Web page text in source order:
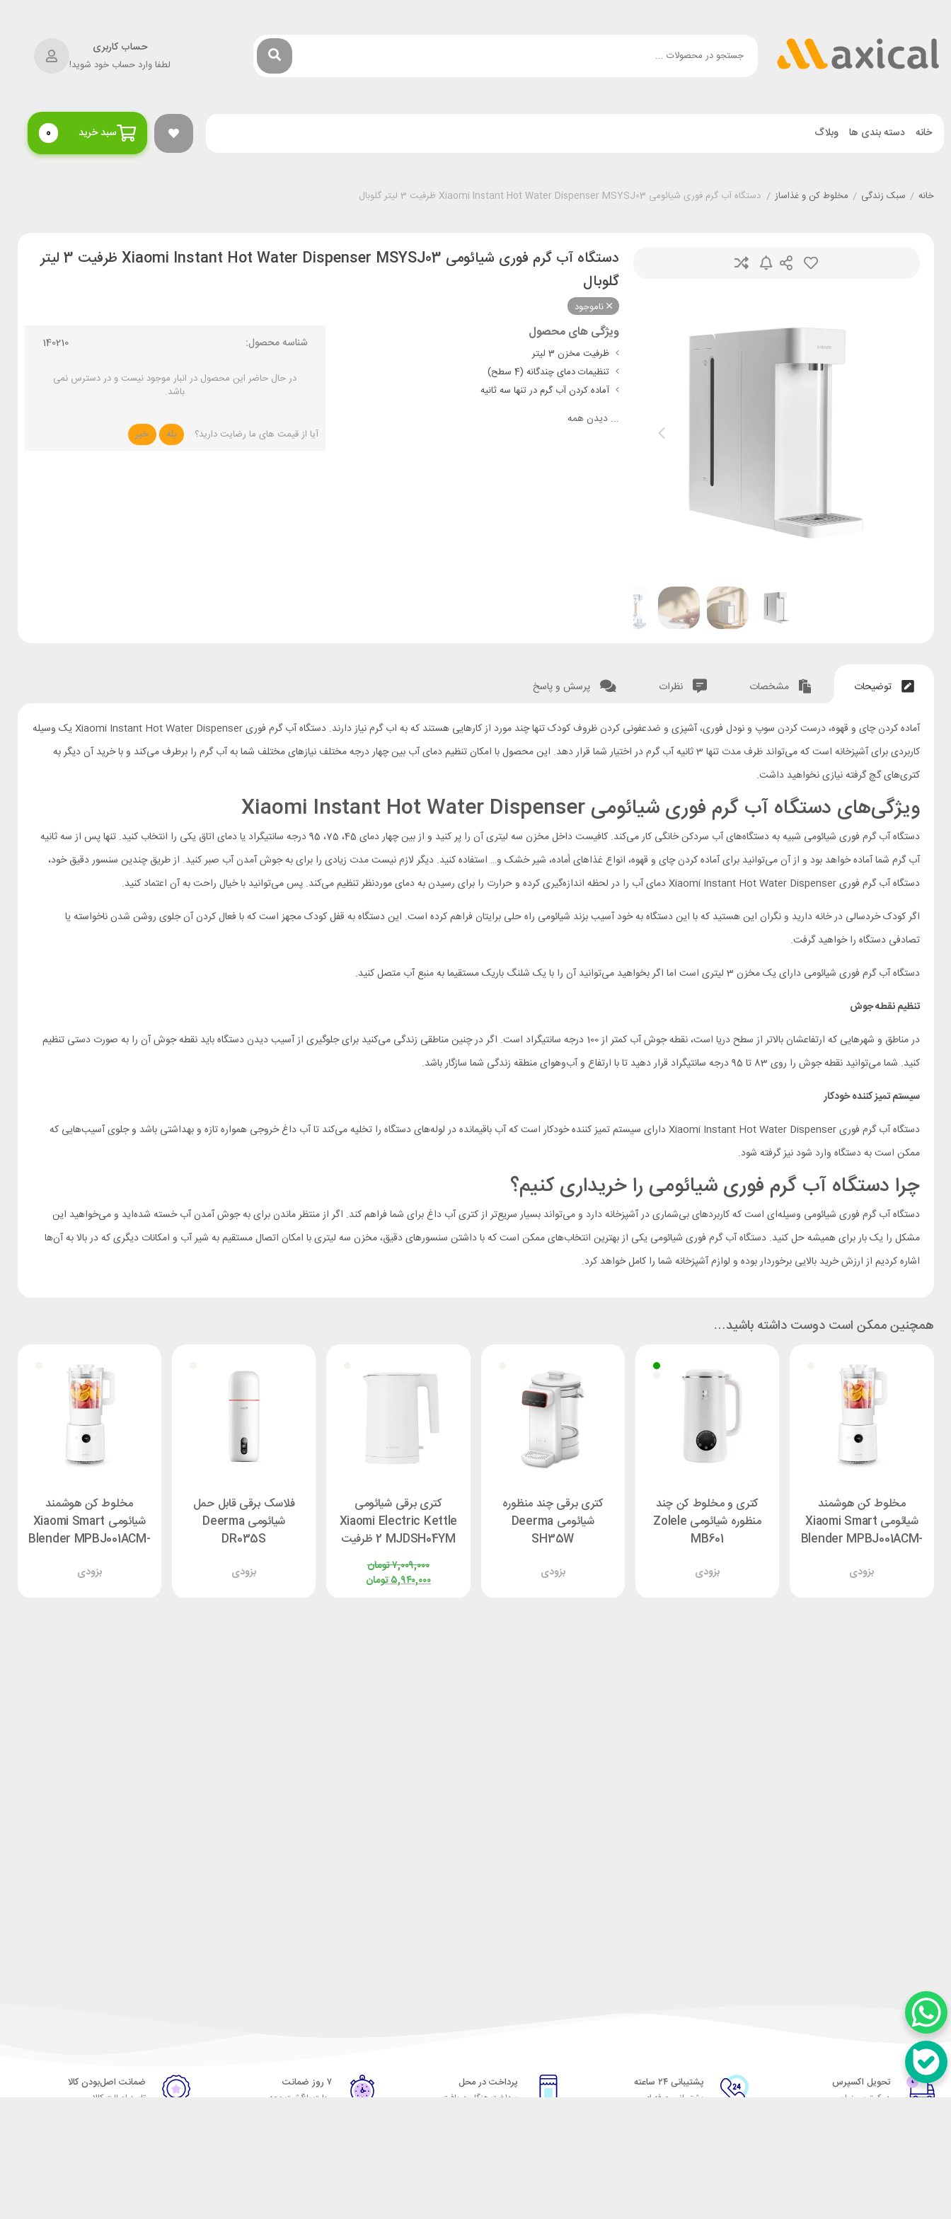
حساب کاربری
لطفا وارد حساب خود شوید!
خانه دسته بندی ها وبلاگ سبد خرید 0
خانه / سبک زندگی / مخلوط کن و غذاساز / دستگاه آب گرم فوری شیائومی Xiaomi Instant Hot Water Dispenser MSYSJ03 ظرفیت 3 لیتر گلوبال
دستگاه آب گرم فوری شیائومی Xiaomi Instant Hot Water Dispenser MSYSJ03 ظرفیت 3 لیتر
گلوبال
ناموجود
ویژگی های محصول
ظرفیت مخزن 3 لیتر
تنظیمات دمای چندگانه (4 سطح)
آماده کردن آب گرم در تنها سه ثانیه
...دیدن همه
شناسه محصول: 140210
در حال حاضر این محصول در انبار موجود نیست و در دسترس نمی
باشد.
آیا از قیمت های ما رضایت دارید؟ بله خیر
توضیحات مشخصات نظرات پرسش و پاسخ
آماده کردن چای و قهوه، درست کردن سوپ و نودل فوری، آشپزی و ضدعفونی کردن ظروف کودک تنها چند مورد از کارهایی هستند که به اب گرم نیاز دارند. دستگاه آب گرم فوری Xiaomi Instant Hot Water Dispenser یک وسیله
کاربردی برای آشپزخانه است که می‌تواند ظرف مدت تنها 3 ثانیه آب گرم در اختیار شما قرار دهد. این محصول با امکان تنظیم دمای آب بین چهار درجه مختلف نیازهای مختلف شما به آب گرم را برطرف می‌کند و با خرید آن دیگر به
کتری‌های گچ گرفته نیازی نخواهید داشت.
ویژگی‌های دستگاه آب گرم فوری شیائومی Xiaomi Instant Hot Water Dispenser
دستگاه آب گرم فوری شیائومی شبیه به دستگاه‌های آب سردکن خانگی کار می‌کند. کافیست داخل مخزن سه لیتری آن را پر کنید و از بین چهار دمای 45، 75، 95 درجه سانتیگراد یا دمای اتاق یکی را انتخاب کنید. تنها پس از سه ثانیه
آب گرم شما آماده خواهد بود و از آن می‌توانید برای آماده کردن چای و قهوه، انواع غذاهای أماده، شیر خشک و… استفاده کنید. دیگر لازم نیست مدت زیادی را برای به جوش آمدن آب صبر کنید. از طریق چندین سنسور دقیق خود،
دستگاه آب گرم فوری Xiaomi Instant Hot Water Dispenser دمای آب را در لحظه اندازه‌گیری کرده و حرارت را برای رسیدن به دمای موردنظر تنظیم می‌کند. پس می‌توانید با خیال راحت به آن اعتماد کنید.
اگر کودک خردسالی در خانه دارید و نگران این هستید که با این دستگاه به خود آسیب بزند شیائومی راه حلی برایتان فراهم کرده است. این دستگاه به قفل کودک مجهز است که با فعال کردن آن جلوی روشن شدن ناخواسته یا
تصادفی دستگاه را خواهید گرفت.
دستگاه آب گرم فوری شیائومی دارای یک مخزن 3 لیتری است اما اگر بخواهید می‌توانید آن را با یک شلنگ باریک مستقیما به منبع آب متصل کنید.
تنظیم نقطه جوش
در مناطق و شهرهایی که ارتفاعشان بالاتر از سطح دریا است، نقطه جوش آب کمتر از 100 درجه سانتیگراد است. اگر در چنین مناطقی زندگی می‌کنید برای جلوگیری از آسیب دیدن دستگاه باید نقطه جوش آن را به صورت دستی تنظیم
کنید. شما می‌توانید نقطه جوش را روی 83 تا 95 درجه سانتیگراد قرار دهید تا با ارتفاع و آب‌وهوای منطقه زندگی شما سازگار باشد.
سیستم تمیز کننده خودکار
دستگاه آب گرم فوری Xiaomi Instant Hot Water Dispenser دارای سیستم تمیز کننده خودکار است که آب باقیمانده در لوله‌های دستگاه را تخلیه می‌کند تا آب داغ خروجی همواره تازه و بهداشتی باشد و جلوی آسیب‌هایی که
ممکن است به دستگاه وارد شود نیز گرفته شود.
چرا دستگاه آب گرم فوری شیائومی را خریداری کنیم؟
دستگاه آب گرم فوری شیائومی وسیله‌‌ای است که کاربردهای بی‌شماری در آشپزخانه دارد و می‌تواند بسیار سریع‌تر از کتری آب داغ برای شما فراهم کند. اگر از منتظر ماندن برای به جوش آمدن آب خسته شده‌اید و می‌خواهید این
مشکل را یک بار برای همیشه حل کنید. دستگاه آب گرم فوری شیائومی یکی از بهترین انتخاب‌های ممکن است که با داشتن سنسورهای دقیق، مخزن سه لیتری با امکان اتصال مستقیم به شیر آب و امکانات دیگری که در بالا به آن‌ها
اشاره کردیم از ارزش خرید بالایی برخوردار بوده و لوازم آشپزخانه شما را کامل خواهد کرد.
همچنین ممکن است دوست داشته باشید…
مخلوط کن هوشمند
شیائومی Xiaomi Smart
Blender MPBJ001ACM-
بزودی
کتری و مخلوط کن چند
منظوره شیائومی Zolele
MB601
بزودی
کتری برقی چند منظوره
شیائومی Deerma
SH35W
بزودی
کتری برقی شیائومی
Xiaomi Electric Kettle
2 MJDSH04YM ظرفیت
1.7 لیتر
تومان۷,۰۰۹,۰۰۰
تومان۵,۹۴۰,۰۰۰
فلاسک برقی قابل حمل
شیائومی Deerma
DR035S
بزودی
مخلوط کن هوشمند
شیائومی Xiaomi Smart
Blender MPBJ001ACM-
بزودی
تحویل اکسپرس
در کمترین زمان
پشتیبانی ۲۴ ساعته
پشتیبانی حرفه ای
پرداخت در محل
پرداخت هنگام دریافت
۷ روز ضمانت
مهلت بازگشت وجه
ضمانت اصل‌بودن کالا
تایید اصالت کالا